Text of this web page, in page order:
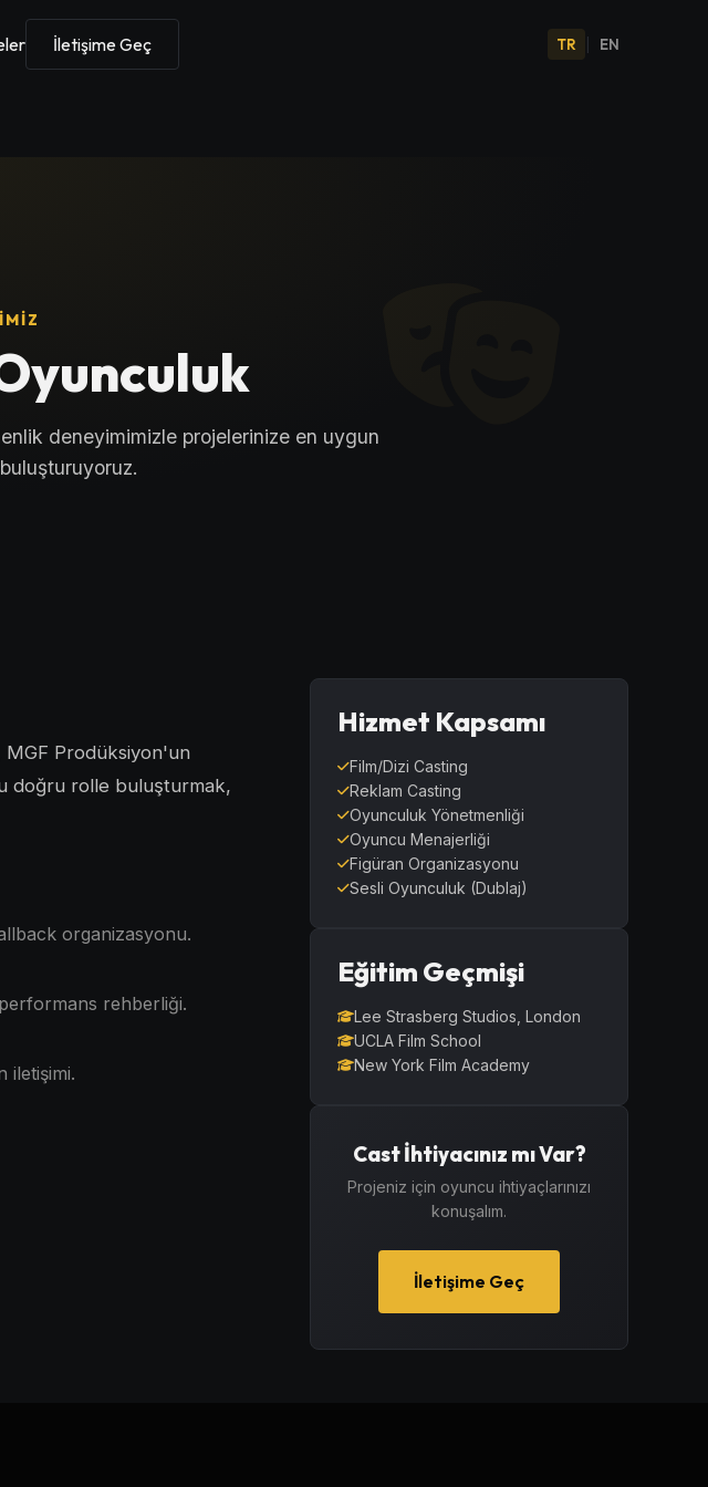
İletişime Geç TR EN
deneyimimizle projelerinize en uygun
MGF Prodüksiyon'un
doğru rolle buluşturmak,
organizasyonu.
rehberliği.
iletişimi.
Hizmet Kapsamı
Film/Dizi Casting
Reklam Casting
Oyunculuk Yönetmenliği
Oyuncu Menajerliği
Figüran Organizasyonu
Sesli Oyunculuk (Dublaj)
Eğitim Geçmişi
Lee Strasberg Studios, London
UCLA Film School
New York Film Academy
Cast İhtiyacınız mı Var?
Projeniz için oyuncu ihtiyaçlarınızı
konuşalım.
İletişime Geç